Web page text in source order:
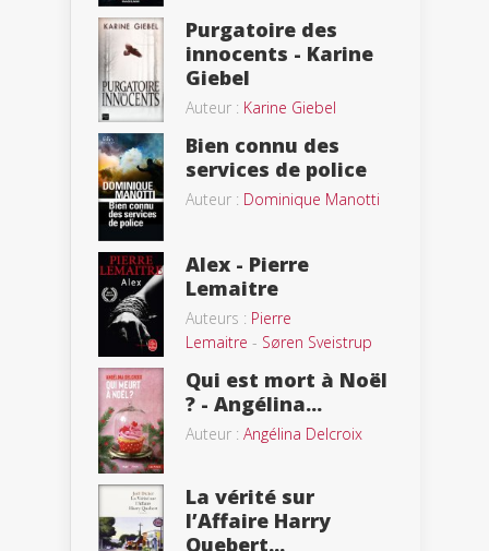
Purgatoire des
innocents - Karine
Giebel
Auteur : Karine Giebel
Bien connu des
services de police
Auteur : Dominique Manotti
Alex - Pierre
Lemaitre
Auteurs : Pierre
Lemaitre - Søren Sveistrup
Qui est mort à Noël
? - Angélina...
Auteur : Angélina Delcroix
La vérité sur
l’Affaire Harry
Quebert...